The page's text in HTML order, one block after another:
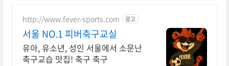
http://www.fever-sports.com 광고
서울 NO.1 피버축구교실
유아, 유소년, 성인 서울에서 소문난
축구교습 맛집! 축구 축구